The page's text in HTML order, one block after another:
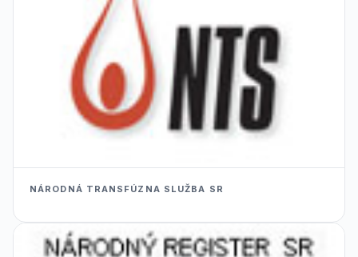
NÁRODNÁ TRANSFÚZNA SLUŽBA SR